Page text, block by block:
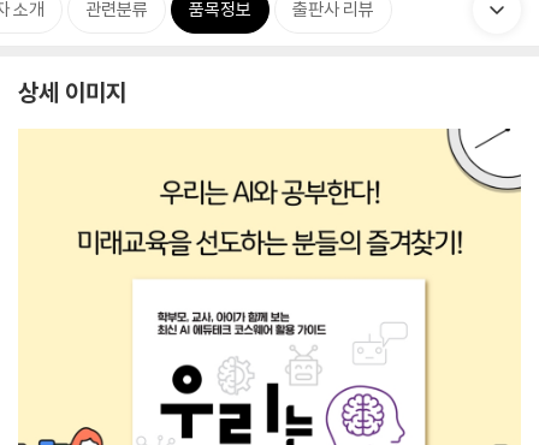
소개 관련분류 품목정보 출판사 리뷰
상세 이미지